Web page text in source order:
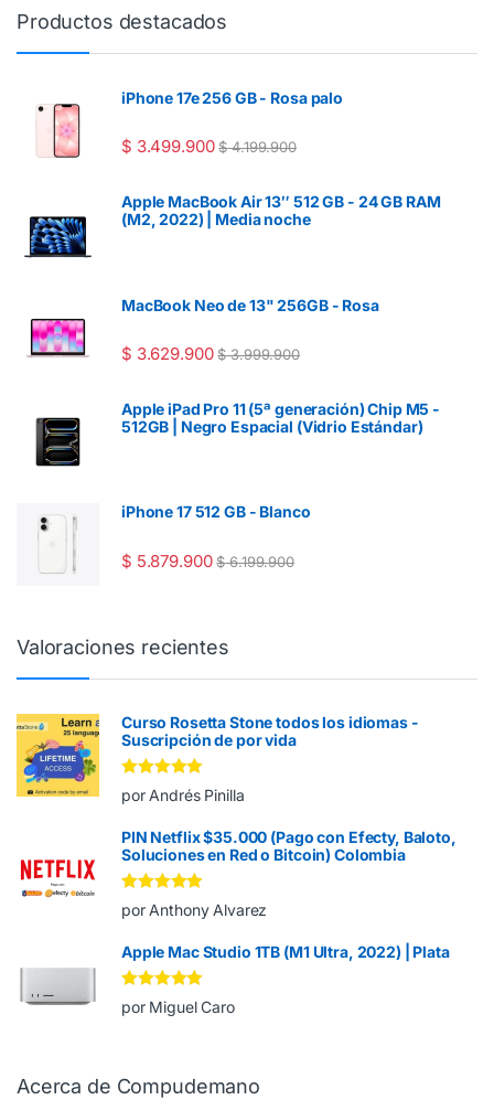
Productos destacados
iPhone 17e 256 GB - Rosa palo
$ 3.499.900 $4.199.900
Apple MacBook Air 13″ 512 GB - 24 GB RAM
(M2, 2022) | Media noche
MacBook Neo de 13" 256GB - Rosa
$ 3.629.900 $3.999.900
Apple iPad Pro 11 (5ª generación) Chip M5 -
512GB | Negro Espacial (Vidrio Estándar)
iPhone 17 512 GB - Blanco
$ 5.879.900 $6.199.900
Valoraciones recientes
Curso Rosetta Stone todos los idiomas -
Suscripción de por vida
Valorado en5
de 5
por Andrés Pinilla
PIN Netflix $35.000 (Pago con Efecty, Baloto,
Soluciones en Red o Bitcoin) Colombia
Valorado en5
de 5
por Anthony Alvarez
Apple Mac Studio 1TB (M1 Ultra, 2022) | Plata
Valorado en 5
de 5
por Miguel Caro
Acerca de Compudemano